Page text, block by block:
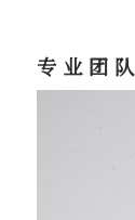
专业团队